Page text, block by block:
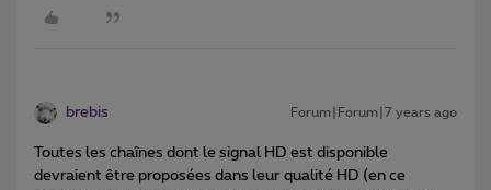
brebis Forum|Forum|7 years ago
Toutes les chaînes dont le signal HD est disponible
devraient être proposées dans leur qualité HD (en ce